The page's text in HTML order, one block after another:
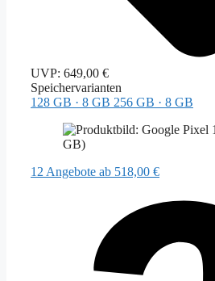
UVP: 649,00 €
Speichervarianten
128 GB · 8 GB 256 GB · 8 GB
12 Angebote ab 518,00 €